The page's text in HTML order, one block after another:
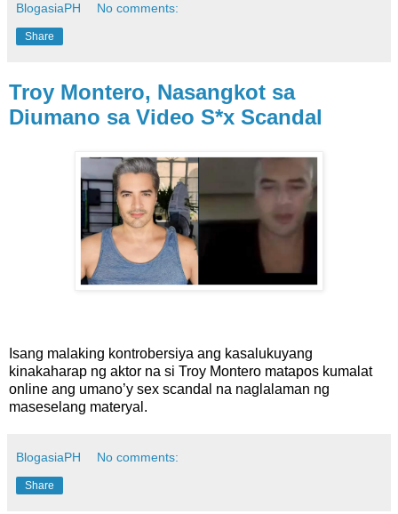
BlogasiaPH No comments:
Share
Troy Montero, Nasangkot sa
Diumano sa Video S*x Scandal
Isang malaking kontrobersiya ang kasalukuyang
kinakaharap ng aktor na si Troy Montero matapos kumalat
online ang umano’y sex scandal na naglalaman ng
maseselang materyal.
BlogasiaPH No comments:
Share